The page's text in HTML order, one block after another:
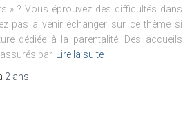
» ? Vous éprouvez des difficultés dans
pas à venir échanger sur ce thème si
dédiée à la parentalité. Des accueils
par
Lire la suite
2 ans